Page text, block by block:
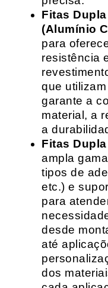
Fitas
(Alumínio
para
resistência
que
garante a
material, a
a
Fitas
ampla
tipos de
etc.) e
para
desde
até
dos